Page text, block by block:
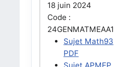
18 juin 2024
Code :
24GENMATMEAA1
Sujet Math93
PDF